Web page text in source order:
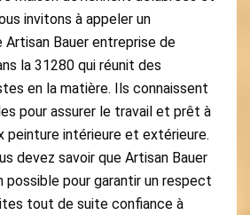
invitons à appeler un
Bauer entreprise de
la 31280 qui réunit des
en la matière. Ils connaissent
pour assurer le travail et prêt à
peinture intérieure et extérieure.
devez savoir que Artisan Bauer
pour garantir un respect
tout de suite confiance à